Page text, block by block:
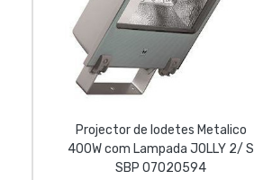
Projector de Iodetes Metalico
400W com Lampada JOLLY 2/ S
SBP 07020594